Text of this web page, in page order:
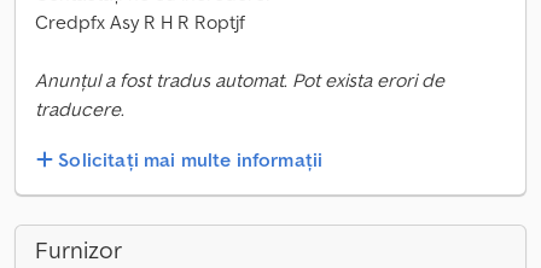
Credpfx Asy R H R Roptjf
Anunțul a fost tradus automat. Pot exista erori de
traducere.
Solicitați mai multe informații
Furnizor